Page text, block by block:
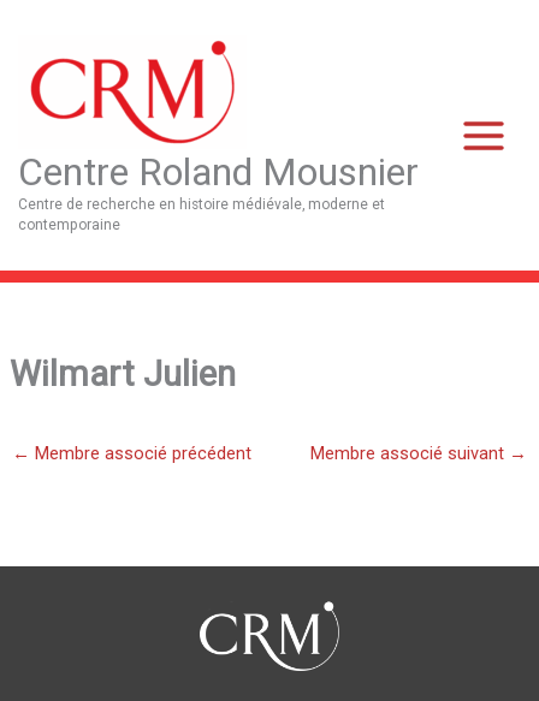
contenu
Centre Roland Mousnier
Centre de recherche en histoire médiévale, moderne et
contemporaine
Wilmart Julien
← Membre associé précédent Membre associé suivant →